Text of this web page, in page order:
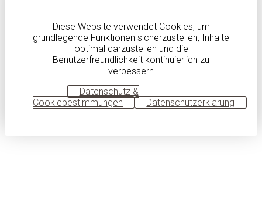
Diese Website verwendet Cookies, um
grundlegende Funktionen sicherzustellen, Inhalte
optimal darzustellen und die
Benutzerfreundlichkeit kontinuierlich zu
verbessern
Datenschutz &
Cookiebestimmungen
Datenschutzerklärung